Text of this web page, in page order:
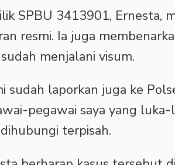
SPBU 3413901, Ernesta,
resmi. Ia juga
menjalani visum.
sudah laporkan juga ke
pegawai saya yang
terpisah.